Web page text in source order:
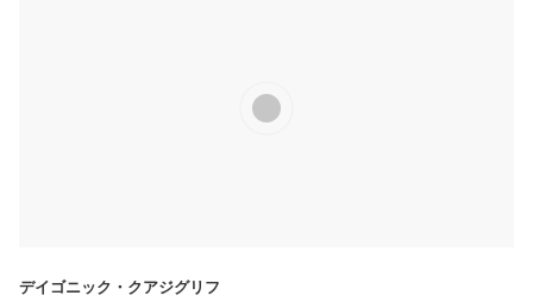
デイゴニック・クアジグリフ